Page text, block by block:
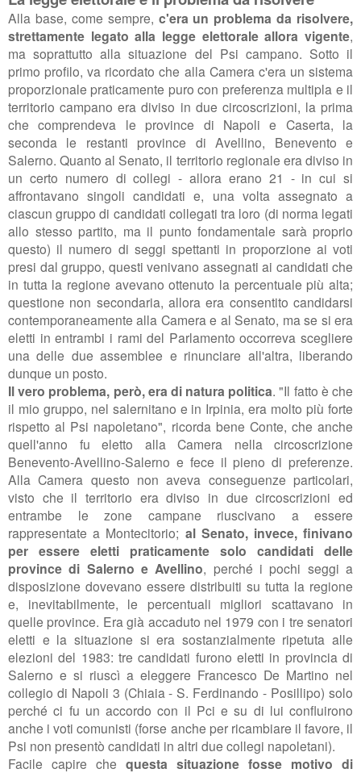
Alla base, come sempre, c'era un problema da risolvere,
strettamente legato alla legge elettorale allora vigente,
ma soprattutto alla situazione del Psi campano. Sotto il
primo profilo, va ricordato che alla Camera c'era un sistema
proporzionale praticamente puro con preferenza multipla e il
territorio campano era diviso in due circoscrizioni, la prima
che comprendeva le province di Napoli e Caserta, la
seconda le restanti province di Avellino, Benevento e
Salerno. Quanto al Senato, il territorio regionale era diviso in
un certo numero di collegi - allora erano 21 - in cui si
affrontavano singoli candidati e, una volta assegnato a
ciascun gruppo di candidati collegati tra loro (di norma legati
allo stesso partito, ma il punto fondamentale sarà proprio
questo) il numero di seggi spettanti in proporzione ai voti
presi dal gruppo, questi venivano assegnati ai candidati che
in tutta la regione avevano ottenuto la percentuale più alta;
questione non secondaria, allora era consentito candidarsi
contemporaneamente alla Camera e al Senato, ma se si era
eletti in entrambi i rami del Parlamento occorreva scegliere
una delle due assemblee e rinunciare all'altra, liberando
dunque un posto.
Il vero problema, però, era di natura politica. "Il fatto è che
il mio gruppo, nel salernitano e in Irpinia, era molto più forte
rispetto al Psi napoletano", ricorda bene Conte, che anche
quell'anno fu eletto alla Camera nella circoscrizione
Benevento-Avellino-Salerno e fece il pieno di preferenze.
Alla Camera questo non aveva conseguenze particolari,
visto che il territorio era diviso in due circoscrizioni ed
entrambe le zone campane riuscivano a essere
rappresentate a Montecitorio; al Senato, invece, finivano
per essere eletti praticamente solo candidati delle
province di Salerno e Avellino, perché i pochi seggi a
disposizione dovevano essere distribuiti su tutta la regione
e, inevitabilmente, le percentuali migliori scattavano in
quelle province. Era già accaduto nel 1979 con i tre senatori
eletti e la situazione si era sostanzialmente ripetuta alle
elezioni del 1983: tre candidati furono eletti in provincia di
Salerno e si riuscì a eleggere Francesco De Martino nel
collegio di Napoli 3 (Chiaia - S. Ferdinando - Posillipo) solo
perché ci fu un accordo con il Pci e su di lui confluirono
anche i voti comunisti (forse anche per ricambiare il favore, il
Psi non presentò candidati in altri due collegi napoletani).
Facile capire che questa situazione fosse motivo di